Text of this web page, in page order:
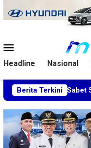
ke
Mobile
Headline Nasional
Berita Terkini
Sabet 5 Medali di